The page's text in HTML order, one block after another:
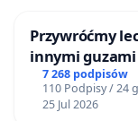
Przywróćmy
innymi
Centrum
7 268 podpisów
110 Podpisy / 24
25 Jul 2026